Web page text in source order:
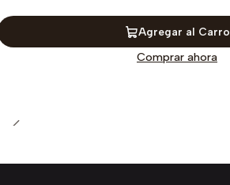
Agregar al Carro
Comprar ahora